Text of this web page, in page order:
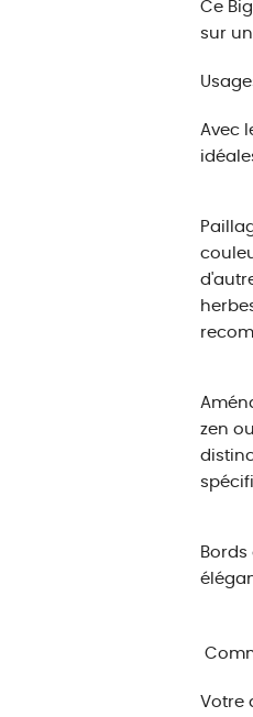
Ce
sur
Avec
zen
Votre